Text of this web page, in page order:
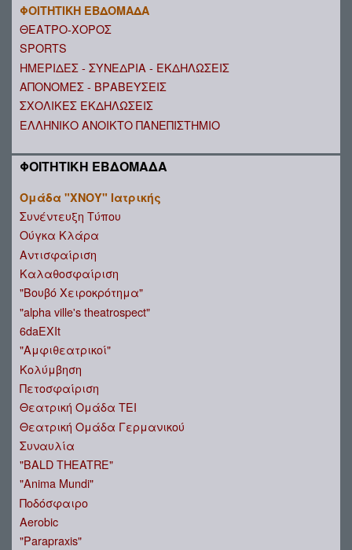
ΦΟΙΤΗΤΙΚΗ ΕΒΔΟΜΑΔΑ
ΘΕΑΤΡΟ-ΧΟΡΟΣ
SPORTS
ΗΜΕΡΙΔΕΣ - ΣΥΝΕΔΡΙΑ - ΕΚΔΗΛΩΣΕΙΣ
ΑΠΟΝΟΜΕΣ - ΒΡΑΒΕΥΣΕΙΣ
ΣΧΟΛΙΚΕΣ ΕΚΔΗΛΩΣΕΙΣ
ΕΛΛΗΝΙΚΟ ΑΝΟΙΚΤΟ ΠΑΝΕΠΙΣΤΗΜΙΟ
ΦΟΙΤΗΤΙΚΗ ΕΒΔΟΜΑΔΑ
Ομάδα "ΧΝΟΥ" Ιατρικής
Συνέντευξη Τύπου
Ούγκα Κλάρα
Αντισφαίριση
Καλαθοσφαίριση
"Βουβό Χειροκρότημα"
"alpha ville's theatrospect"
6daEXIt
"Αμφιθεατρικοί"
Κολύμβηση
Πετοσφαίριση
Θεατρική Ομάδα ΤΕΙ
Θεατρική Ομάδα Γερμανικού
Συναυλία
"BALD THEATRE"
"Anima Mundi"
Ποδόσφαιρο
Aerobic
"Parapraxis"